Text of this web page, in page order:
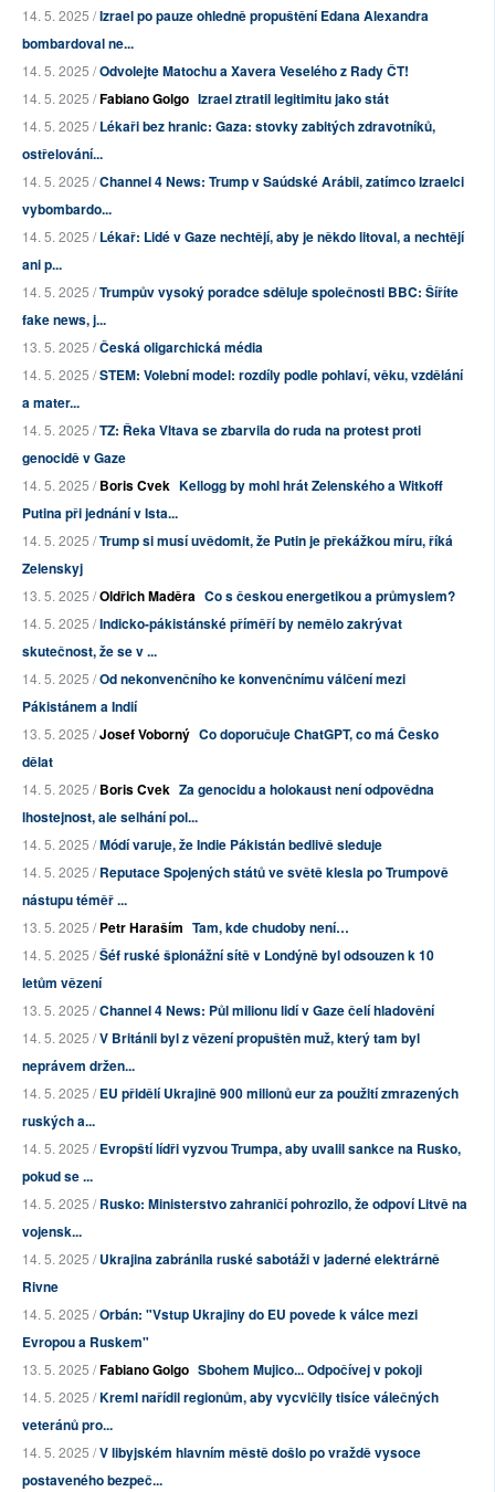
14. 5. 2025 /Izrael po pauze ohledně propuštění Edana Alexandra
bombardoval ne...
14. 5. 2025 /Odvolejte Matochu a Xavera Veselého z Rady ČT!
14. 5. 2025 /Fabiano Golgo Izrael ztratil legitimitu jako stát
14. 5. 2025 /Lékaři bez hranic: Gaza: stovky zabitých zdravotníků,
ostřelování...
14. 5. 2025 /Channel 4 News: Trump v Saúdské Arábii, zatímco Izraelci
vybombardo...
14. 5. 2025 /Lékař: Lidé v Gaze nechtějí, aby je někdo litoval, a nechtějí
ani p...
14. 5. 2025 /Trumpův vysoký poradce sděluje společnosti BBC: Šíříte
fake news, j...
13. 5. 2025 /Česká oligarchická média
14. 5. 2025 /STEM: Volební model: rozdíly podle pohlaví, věku, vzdělání
a mater...
14. 5. 2025 /TZ: Řeka Vltava se zbarvila do ruda na protest proti
genocidě v Gaze
14. 5. 2025 /Boris Cvek Kellogg by mohl hrát Zelenského a Witkoff
Putina při jednání v Ista...
14. 5. 2025 /Trump si musí uvědomit, že Putin je překážkou míru, říká
Zelenskyj
13. 5. 2025 /Oldřich Maděra Co s českou energetikou a průmyslem?
14. 5. 2025 /Indicko-pákistánské příměří by nemělo zakrývat
skutečnost, že se v ...
14. 5. 2025 /Od nekonvenčního ke konvenčnímu válčení mezi
Pákistánem a Indií
13. 5. 2025 /Josef Voborný Co doporučuje ChatGPT, co má Česko
dělat
14. 5. 2025 /Boris Cvek Za genocidu a holokaust není odpovědna
lhostejnost, ale selhání pol...
14. 5. 2025 /Módí varuje, že Indie Pákistán bedlivě sleduje
14. 5. 2025 /Reputace Spojených států ve světě klesla po Trumpově
nástupu téměř ...
13. 5. 2025 /Petr Haraším Tam, kde chudoby není…
14. 5. 2025 /Šéf ruské špionážní sítě v Londýně byl odsouzen k 10
letům vězení
13. 5. 2025 /Channel 4 News: Půl milionu lidí v Gaze čelí hladovění
14. 5. 2025 /V Británii byl z vězení propuštěn muž, který tam byl
neprávem držen...
14. 5. 2025 /EU přidělí Ukrajině 900 milionů eur za použití zmrazených
ruských a...
14. 5. 2025 /Evropští lídři vyzvou Trumpa, aby uvalil sankce na Rusko,
pokud se ...
14. 5. 2025 /Rusko: Ministerstvo zahraničí pohrozilo, že odpoví Litvě na
vojensk...
14. 5. 2025 /Ukrajina zabránila ruské sabotáži v jaderné elektrárně
Rivne
14. 5. 2025 /Orbán: "Vstup Ukrajiny do EU povede k válce mezi
Evropou a Ruskem"
13. 5. 2025 /Fabiano Golgo Sbohem Mujico... Odpočívej v pokoji
14. 5. 2025 /Kreml nařídil regionům, aby vycvičily tisíce válečných
veteránů pro...
14. 5. 2025 /V libyjském hlavním městě došlo po vraždě vysoce
postaveného bezpeč...